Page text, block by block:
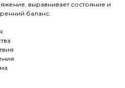
выравнивает состояние и
баланс.